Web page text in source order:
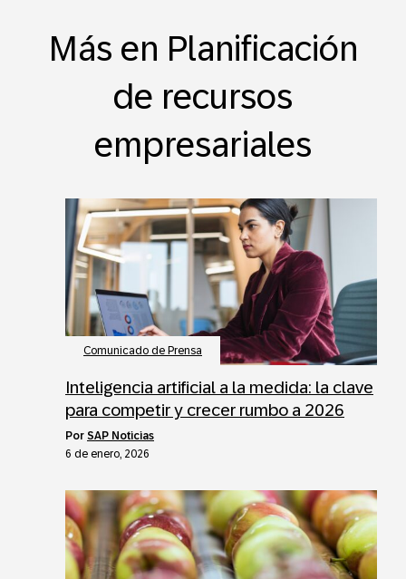
Más en Planificación
de recursos
empresariales
Comunicado de Prensa
Inteligencia artificial a la medida: la clave
para competir y crecer rumbo a 2026
por SAP Noticias
6 de enero, 2026